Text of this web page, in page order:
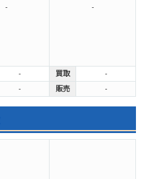
- -
- 買取
-
- 販売 -